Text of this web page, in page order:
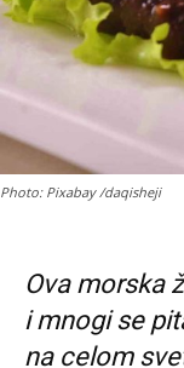
Photo: Pixabay /daqisheji
Ova morska
i mnogi se
na celom